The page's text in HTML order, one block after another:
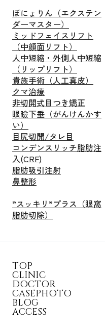
ぽにょりん（エクステン
ダーマスター）
ミッドフェイスリフト
（中顔面リフト）
人中短縮・外側人中短縮
（リップリフト）
貴族手術（人工真皮）
クマ治療
非切開式目つき矯正
眼瞼下垂（がんけんかす
い）
目尻切開/タレ目
コンデンスリッチ脂肪注
入(CRF)
脂肪吸引注射
鼻整形
”スッキリ”プラス（眼窩
脂肪切除）
TOP
CLINIC
DOCTOR
CASEPHOTO
BLOG
ACCESS